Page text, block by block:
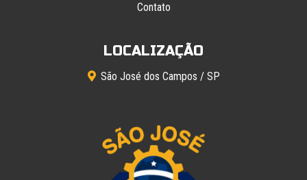
Contato
LOCALIZAÇÃO
São José dos Campos / SP